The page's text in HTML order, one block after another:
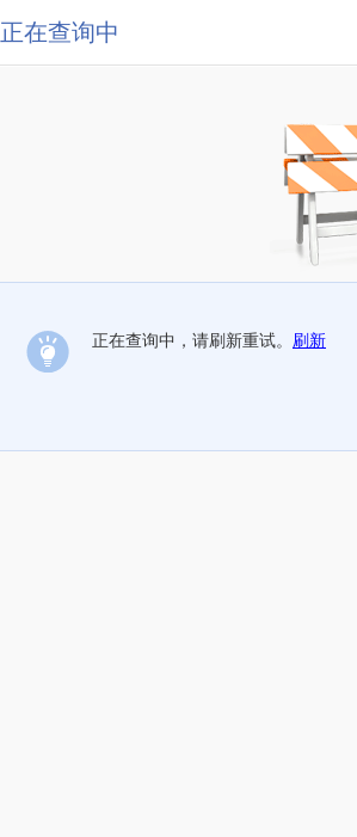
正在查询中
正在查询中，请刷新重试。 刷新